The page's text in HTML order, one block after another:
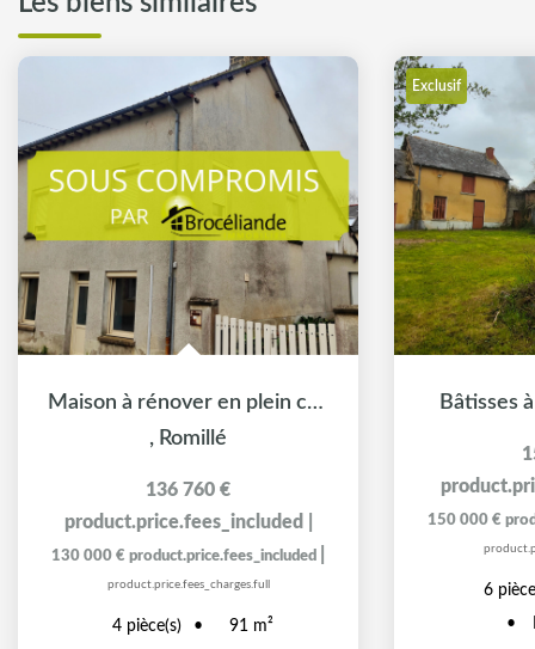
Maison à rénover en plein centre
, Romillé
136 760 €
product.price.fees_included
130 000 € product.price.fees_included
product.price.fees_charges.full
4 pièce(s) 91 m²
Exclusif
Bâtisses
150 000 €
6